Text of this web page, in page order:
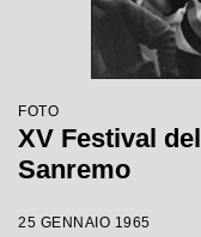
FOTO
XV Festival
Sanremo
25 GENNAIO 1965